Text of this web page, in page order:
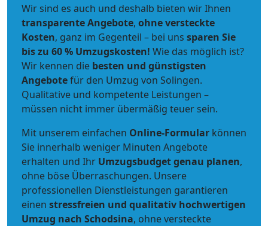
Wir sind es auch und deshalb bieten wir Ihnen
transparente Angebote, ohne versteckte
Kosten, ganz im Gegenteil – bei uns sparen Sie
bis zu 60 % Umzugskosten! Wie das möglich ist?
Wir kennen die besten und günstigsten
Angebotefür den Umzug von Solingen.
Qualitative und kompetente Leistungen –
müssen nicht immer übermäßig teuer sein.
Mit unserem einfachen Online-Formular können
Sie innerhalb weniger Minuten Angebote
erhalten und Ihr Umzugsbudgetgenau planen,
ohne böse Überraschungen. Unsere
professionellen Dienstleistungen garantieren
einen stressfreien und qualitativ hochwertigen
Umzug nach Schodsina, ohne versteckte